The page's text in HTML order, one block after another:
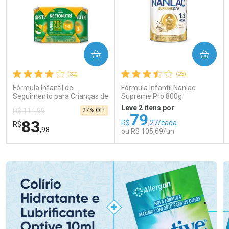
(32)
Fórmula Infantil de
Seguimento para Crianças de
Primeira Infância Nestonutri
2 Unidades de 800g cada
R$ 114,99
R$83,98
27% OFF
COMPRAR
(23)
Fórmula Infantil Nanlac
Supreme Pro 800g
Leve 2 itens por
R$79,27/cada
ou R$ 105,69/un
COMPRAR
Laboratório
Por Menos